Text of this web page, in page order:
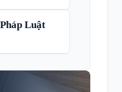
Luật
luật